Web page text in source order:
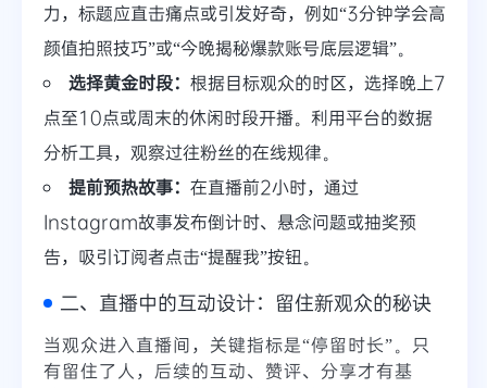
力，标题应直击痛点或引发好奇，例如“3分钟学会高
颜值拍照技巧”或“今晚揭秘爆款账号底层逻辑”。
选择黄金时段： 根据目标观众的时区，选择晚上7
点至10点或周末的休闲时段开播。利用平台的数据
分析工具，观察过往粉丝的在线规律。
提前预热故事： 在直播前2小时，通过
Instagram故事发布倒计时、悬念问题或抽奖预
告，吸引订阅者点击“提醒我”按钮。
二、直播中的互动设计：留住新观众的秘诀
当观众进入直播间，关键指标是“停留时长”。只
有留住了人，后续的互动、赞评、分享才有基